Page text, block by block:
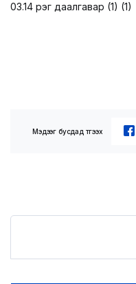
03.14 үүрэг даалгавар (1) (1)
Мэдээг бусдад түгээх